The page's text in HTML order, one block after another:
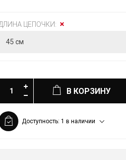
ЦЕПОЧКИ:
В КОРЗИНУ
Доступность: 1 в наличии